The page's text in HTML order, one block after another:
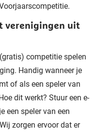
verenigingen uit
competitie spelen
Handig wanneer je
of als een speler van
dit werkt? Stuur een e-
een speler van een
zorgen ervoor dat er